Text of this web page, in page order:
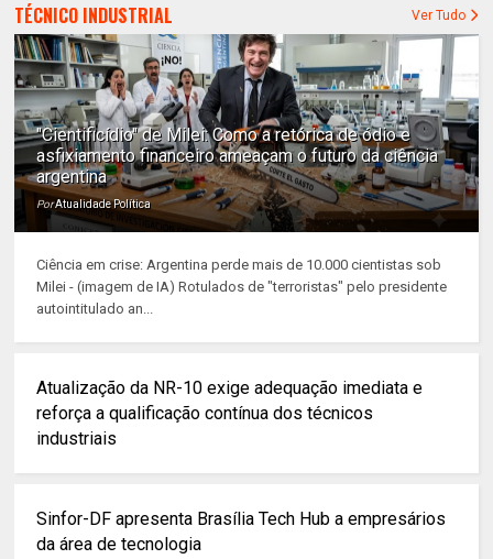
TÉCNICO INDUSTRIAL Ver Tudo
"Cientificídio" de Milei: Como a retórica de ódio e
asfixiamento financeiro ameaçam o futuro da ciência
argentina
PorAtualidade Política
Ciência em crise: Argentina perde mais de 10.000 cientistas sob
Milei - (imagem de IA) Rotulados de "terroristas" pelo presidente
autointitulado an...
Atualização da NR-10 exige adequação imediata e
reforça a qualificação contínua dos técnicos
industriais
Sinfor-DF apresenta Brasília Tech Hub a empresários
da área de tecnologia